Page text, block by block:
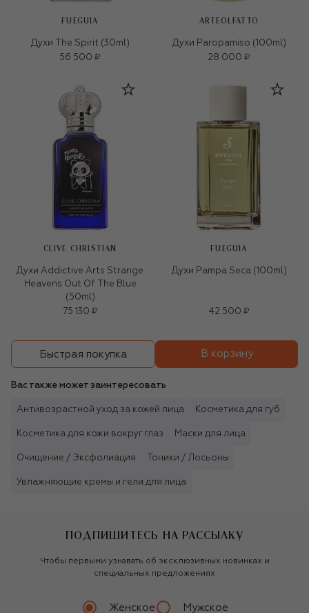
FUEGUIA
Духи The Spirit (30ml)
56 500 ₽
ARTEOLFATTO
Духи Paropamiso (100ml)
28 000 ₽
CLIVE CHRISTIAN
Духи Addictive Arts Strange
Heavens Out Of The Blue
(50ml)
75 130 ₽
FUEGUIA
Духи Pampa Seca (100ml)
42 500 ₽
Быстрая покупка В корзину
Вас также может заинтересовать
Антивозрастной уход за кожей лица Косметика для губ
Косметика для кожи вокруг глаз Маски для лица
Очищение / Эксфолиация Тоники / Лосьоны
Увлажняющие кремы и гели для лица
ПОДПИШИТЕСЬ НА РАССЫЛКУ
Чтобы первыми узнавать об эксклюзивных новинках и
специальных предложениях
Женское Мужское